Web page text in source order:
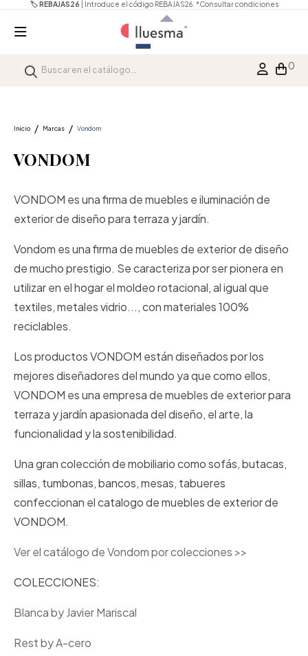
🏷️ REBAJAS26 | Introduce el código REBAJAS26. *Consultar condiciones
0
Inicio Marcas Vondom
VONDOM
VONDOM es una firma de muebles e iluminación de
exterior de diseño para terraza y jardín.
Vondom es una firma de muebles de exterior de diseño
de mucho prestigio. Se caracteriza por ser pionera en
utilizar en el hogar el moldeo rotacional, al igual que
textiles, metales vidrio..., con materiales 100%
reciclables.
Los productos VONDOM están diseñados por los
mejores diseñadores del mundo ya que como ellos,
VONDOM es una empresa de muebles de exterior para
terraza y jardín apasionada del diseño, el arte, la
funcionalidad y la sostenibilidad.
Una gran colección de mobiliario como sofás, butacas,
sillas, tumbonas, bancos, mesas, tabueres
confeccionan el catalogo de muebles de exterior de
VONDOM.
Ver el catálogo de Vondom por colecciones >>
COLECCIONES:
Blanca by Javier Mariscal
Rest by A-cero